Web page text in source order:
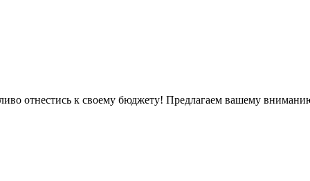
отнестись к своему бюджету! Предлагаем вашему